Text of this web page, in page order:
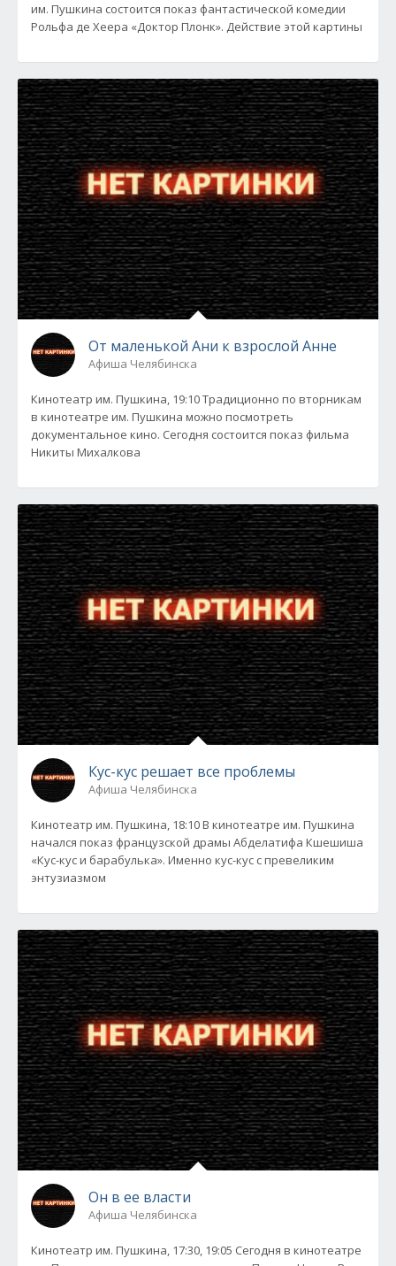
им. Пушкина состоится показ фантастической комедии
Рольфа де Хеера «Доктор Плонк». Действие этой картины
От маленькой Ани к взрослой Анне
Афиша Челябинска
Кинотеатр им. Пушкина, 19:10 Традиционно по вторникам
в кинотеатре им. Пушкина можно посмотреть
документальное кино. Сегодня состоится показ фильма
Никиты Михалкова
Кус-кус решает все проблемы
Афиша Челябинска
Кинотеатр им. Пушкина, 18:10 В кинотеатре им. Пушкина
начался показ французской драмы Абделатифа Кшешиша
«Кус-кус и барабулька». Именно кус-кус с превеликим
энтузиазмом
Он в ее власти
Афиша Челябинска
Кинотеатр им. Пушкина, 17:30, 19:05 Сегодня в кинотеатре